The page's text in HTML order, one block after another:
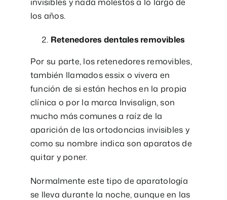
los años.
Retenedores dentales removibles
Por su parte, los retenedores removibles,
también llamados essix o vivera en
función de si están hechos en la propia
clínica o por la marca Invisalign, son
mucho más comunes a raíz de la
aparición de las ortodoncias invisibles y
como su nombre indica son aparatos de
quitar y poner.
Normalmente este tipo de aparatología
se lleva durante la noche, aunque en las